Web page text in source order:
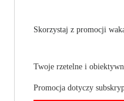
Skorzystaj z promocji
Twoje rzetelne i
Promocja dotyczy